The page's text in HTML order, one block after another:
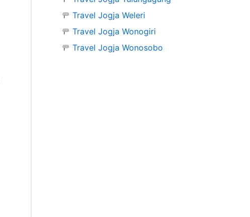
🚥 Travel Jogja Weleri
🚥 Travel Jogja Wonogiri
🚥 Travel Jogja Wonosobo